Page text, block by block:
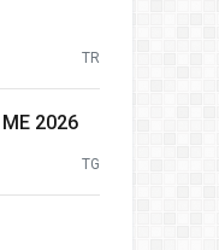
TR
2026
TG